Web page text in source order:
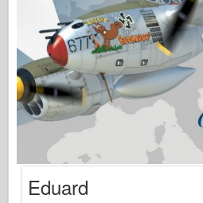
Osprey Förlag
Skvadronsignal
Tankpower
Lastbilar & Tankar
Waffen-Arsenal
Wydawnictwo Militaria
Maquettes (maquettes)
Academy
Eduard